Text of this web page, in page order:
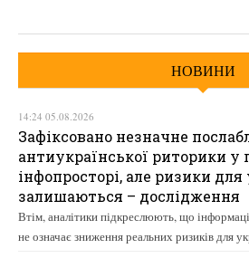
НОВИНИ
14:24 05.08.2026
Зафіксовано незначне
антиукраїнської риторики у
інфопросторі, але ризики для
залишаються – дослідження
Втім, аналітики підкреслюють, що
не означає зниження реальних ризиків для